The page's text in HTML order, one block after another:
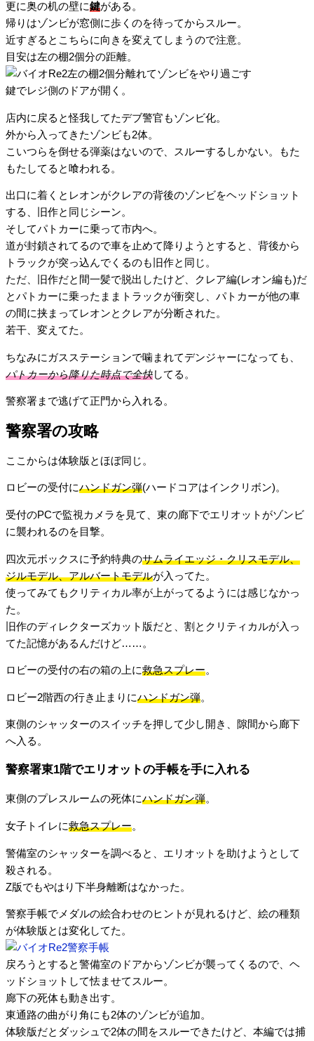
更に奥の机の壁に鍵がある。
帰りはゾンビが窓側に歩くのを待ってからスルー。
近すぎるとこちらに向きを変えてしまうので注意。
目安は左の棚2個分の距離。
鍵でレジ側のドアが開く。
店内に戻ると怪我してたデブ警官もゾンビ化。
外から入ってきたゾンビも2体。
こいつらを倒せる弾薬はないので、スルーするしかない。もた
もたしてると喰われる。
出口に着くとレオンがクレアの背後のゾンビをヘッドショット
する、旧作と同じシーン。
そしてパトカーに乗って市内へ。
道が封鎖されてるので車を止めて降りようとすると、背後から
トラックが突っ込んでくるのも旧作と同じ。
ただ、旧作だと間一髪で脱出したけど、クレア編(レオン編も)だ
とパトカーに乗ったままトラックが衝突し、パトカーが他の車
の間に挟まってレオンとクレアが分断された。
若干、変えてた。
ちなみにガスステーションで噛まれてデンジャーになっても、
パトカーから降りた時点で全快してる。
警察署まで逃げて正門から入れる。
警察署の攻略
ここからは体験版とほぼ同じ。
ロビーの受付にハンドガン弾(ハードコアはインクリボン)。
受付のPCで監視カメラを見て、東の廊下でエリオットがゾンビ
に襲われるのを目撃。
四次元ボックスに予約特典のサムライエッジ・クリスモデル、
ジルモデル、アルバートモデルが入ってた。
使ってみてもクリティカル率が上がってるようには感じなかっ
た。
旧作のディレクターズカット版だと、割とクリティカルが入っ
てた記憶があるんだけど……。
ロビーの受付の右の箱の上に救急スプレー。
ロビー2階西の行き止まりにハンドガン弾。
東側のシャッターのスイッチを押して少し開き、隙間から廊下
へ入る。
警察署東1階でエリオットの手帳を手に入れる
東側のプレスルームの死体にハンドガン弾。
女子トイレに救急スプレー。
警備室のシャッターを調べると、エリオットを助けようとして
殺される。
Z版でもやはり下半身離断はなかった。
警察手帳でメダルの絵合わせのヒントが見れるけど、絵の種類
が体験版とは変化してた。
戻ろうとすると警備室のドアからゾンビが襲ってくるので、ヘ
ッドショットして怯ませてスルー。
廊下の死体も動き出す。
東通路の曲がり角にも2体のゾンビが追加。
体験版だとダッシュで2体の間をスルーできたけど、本編では捕